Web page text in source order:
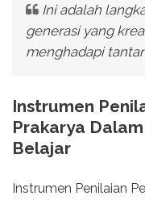
Ini adalah
generasi yang
menghadapi
Instrumen
Prakarya
Belajar
Instrumen Penilaian